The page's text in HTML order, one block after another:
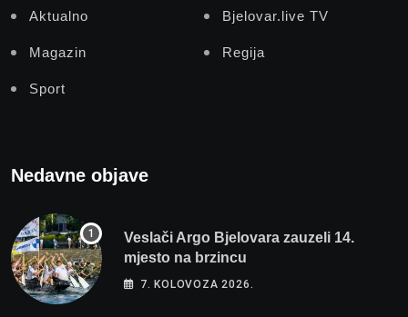
Aktualno Bjelovar.live TV
Magazin Regija
Sport
Nedavne objave
Veslači Argo Bjelovara zauzeli 14.
mjesto na brzincu
7. KOLOVOZA 2026.